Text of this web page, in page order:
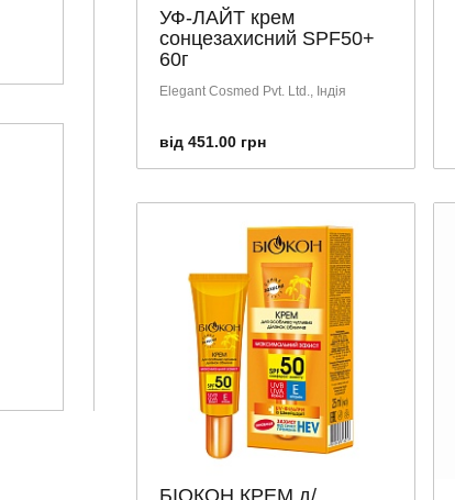
УФ-ЛАЙТ крем
сонцезахисний SPF50+
60г
Elegant Cosmed Pvt. Ltd., Індія
від 451.00 грн
БІОКОН КРЕМ д/